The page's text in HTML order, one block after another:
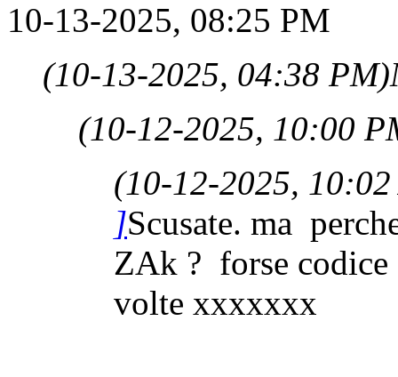
10-13-2025, 08:25 PM
(10-13-2025, 04:38 PM)
(10-12-2025, 10:00
(10-12-2025,
]Scusate. ma
ZAk ? forse codice
volte xxxxxxx